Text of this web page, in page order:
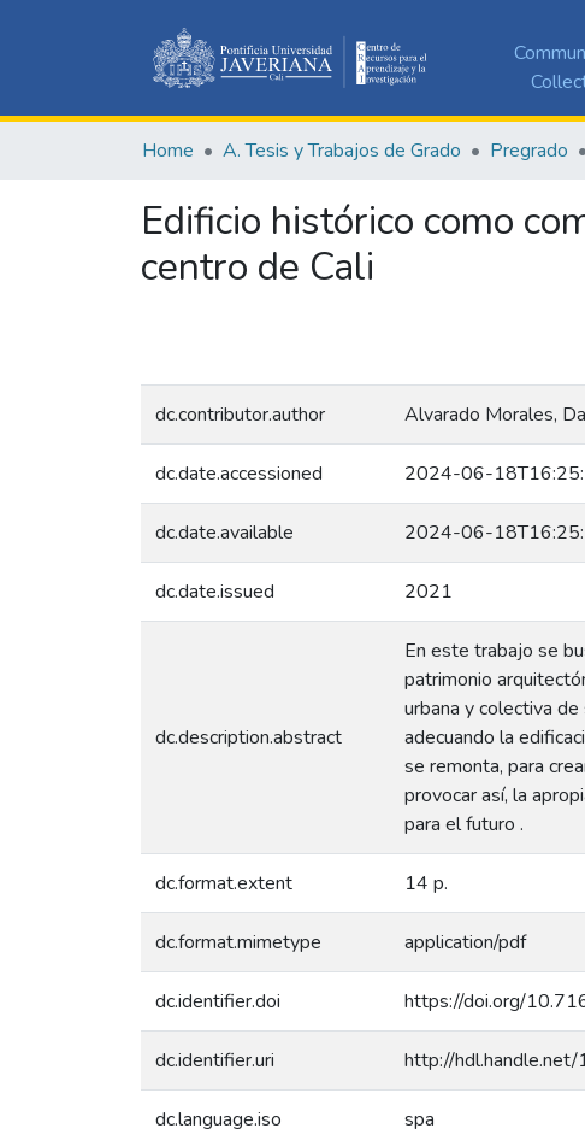
Home A. Tesis y Trabajos de Grado Pregrado
Edificio histórico como
centro de Cali
dc.contributor.author Alvarado Morales,
dc.date.accessioned 2024-06-
dc.date.available 2024-06-
dc.date.issued 2021
dc.description.abstract
En este trabajo se
patrimonio
urbana y colectiva
adecuando la
se remonta, para
provocar así, la
para el futuro .
dc.format.extent 14 p.
dc.format.mimetype application/pdf
dc.identifier.doi https://doi.org/
dc.identifier.uri http://
dc.language.iso spa